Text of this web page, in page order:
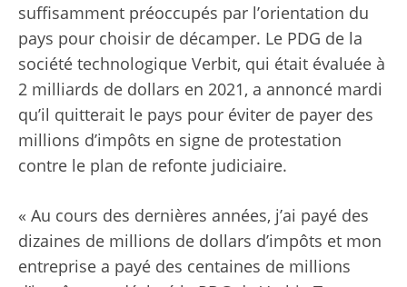
suffisamment préoccupés par l’orientation du
pays pour choisir de décamper. Le PDG de la
société technologique Verbit, qui était évaluée à
2 milliards de dollars en 2021, a annoncé mardi
qu’il quitterait le pays pour éviter de payer des
millions d’impôts en signe de protestation
contre le plan de refonte judiciaire.
« Au cours des dernières années, j’ai payé des
dizaines de millions de dollars d’impôts et mon
entreprise a payé des centaines de millions